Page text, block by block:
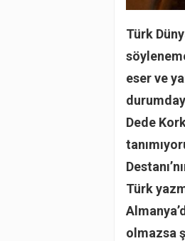
Türk
eser ve
Dede
Türk
olmazsa